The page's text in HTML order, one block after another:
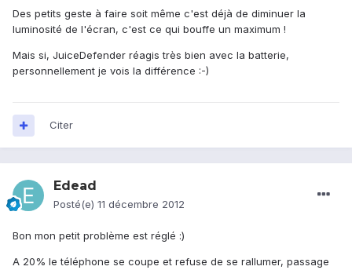
Des petits geste à faire soit même c'est déjà de diminuer la
luminosité de l'écran, c'est ce qui bouffe un maximum !
Mais si, JuiceDefender réagis très bien avec la batterie,
personnellement je vois la différence :-)
Citer
Edead
Posté(e) 11 décembre 2012
Bon mon petit problème est réglé :)
A 20% le téléphone se coupe et refuse de se rallumer, passage